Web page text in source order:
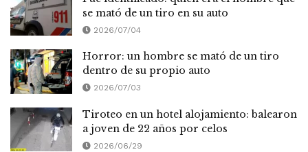
se mató de un tiro en su auto
2026/07/04
Horror: un hombre se mató de un tiro
dentro de su propio auto
2026/07/03
Tiroteo en un hotel alojamiento: balearon
a joven de 22 años por celos
2026/06/29